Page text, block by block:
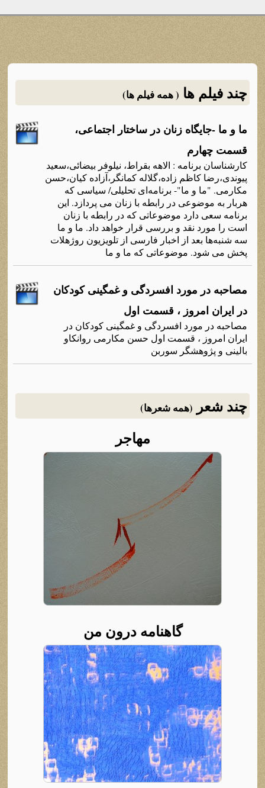
چند فیلم ها ( همه فیلم ها)
ما و ما -جایگاه‌ زنان در ساختار اجتماعی،
قسمت چهارم
کارشناسان برنامه‌ : الاهه‌ بقراط، نیلوفر بیضائی،سعید
پیوندی،رضا کاظم زاده‌،گلاله‌ کمانگر،آزاده‌ کیان،حسن
مکارمی. "ما و ما"- برنامه‌ای تحلیلی/ سیاسی که‌
هربار به‌ موضوعی در رابطه‌ با زنان می پردازد. این
برنامه‌ سعی دارد موضوعاتی که‌ در رابطه‌ با زنان
است را مورد نقد و بررسی قرار خواهد داد. ما و ما
سه‌ شنبه‌ها بعد از اخبار فارسی از تلویزیون روژهلات
پخش می شود. موضوعاتی که‌ ما و ما
مصاحبه در مورد افسردگی و غمگینی کودکان
در ایران امروز ، قسمت اول
مصاحبه در مورد افسردگی و غمگینی کودکان در
ایران امروز ، قسمت اول حسن مکارمی روانکاو
بالینی و پژوهشگر سوربن
چند شعر (همه شعرها)
مهاجر
گاهنامه درون من